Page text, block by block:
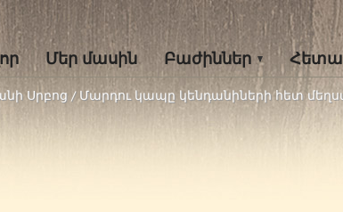
Մեր մասին Բաժիններ
Սրբոց /Մարդու կապը կենդանիների հետ